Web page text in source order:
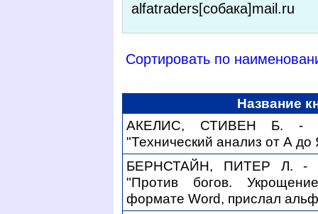
alfatraders[собака]mail.ru
Сортировать по
Название
АКЕЛИС, СТИВЕН Б. -
"Технический анализ от А
БЕРНСТАЙН, ПИТЕР Л. -
"Против богов.
формате Word, прислал